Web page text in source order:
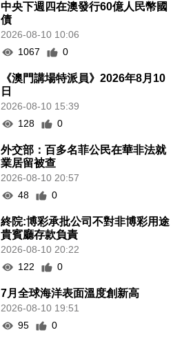
中央下週四在澳發行60億人民幣國
債
2026-08-10 10:06
1067
0
《澳門講場特派員》2026年8月10
日
2026-08-10 15:39
128
0
外交部：百多名菲公民在華非法就
業居留被查
2026-08-10 20:57
48
0
終院:博彩承批公司不對非博彩用途
貴賓廳存款負責
2026-08-10 20:22
122
0
7月全球海洋表面溫度創新高
2026-08-10 19:51
95
0